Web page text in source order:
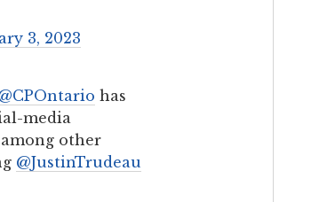
3, 2023
has
media
other
@JustinTrudeau